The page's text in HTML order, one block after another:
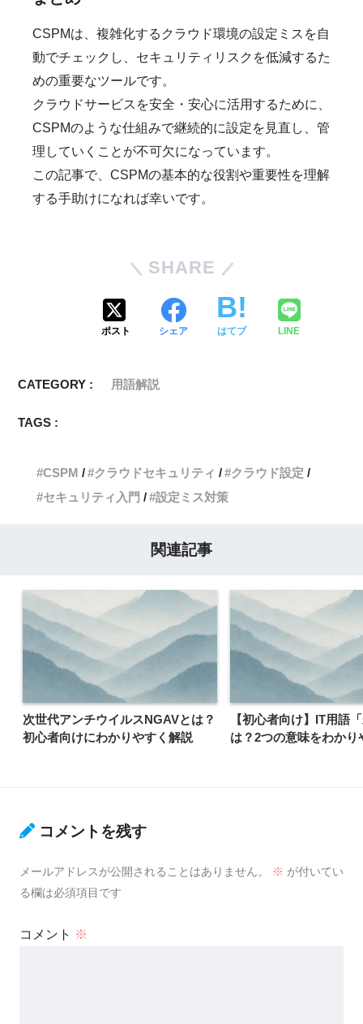
CSPMは、複雑化するクラウド環境の設定ミスを自
動でチェックし、セキュリティリスクを低減するた
めの重要なツールです。
クラウドサービスを安全・安心に活用するために、
CSPMのような仕組みで継続的に設定を見直し、管
理していくことが不可欠になっています。
この記事で、CSPMの基本的な役割や重要性を理解
する手助けになれば幸いです。
SHARE
ポスト シェア はてブ LINE
CATEGORY : 用語解説
TAGS :
CSPM クラウドセキュリティ
クラウド設定
セキュリティ入門
設定ミス対策
関連記事
次世代アンチウイルスNGAVとは？
初心者向けにわかりやすく解説
【初心者向け】IT用語
は？2つの意味をわかり
コメントを残す
メールアドレスが公開されることはありません。 ※ が付いてい
る欄は必須項目です
コメント ※